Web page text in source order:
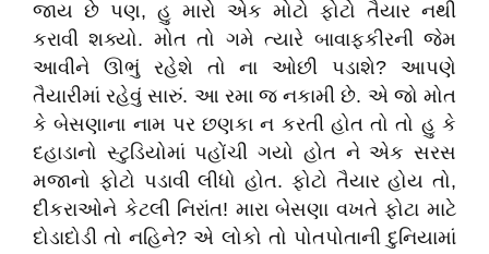
જાય છે પણ, હુ મારો એક મોટો ફોટો તૈયાર નથી
કરાવી શક્યો. મોત તો ગમે ત્યારે બાવાફકીરની જેમ
આવીને ઊભું રહેશે તો ના ઓછી પડાશે? આપણે
તૈયારીમાં રહેવું સારું. આ રમા જ નકામી છે. એ જો મોત
કે બેસણાના નામ પર છણકા ન કરતી હોત તો તો હુ કે
દહાડાનો સ્ટુડિયોમાં પહોંચી ગયો હોત ને એક સરસ
મજાનો ફોટો પડાવી લીધો હોત. ફોટો તૈયાર હોય તો,
દીકરાઓને કેટલી નિરાંત! મારા બેસણા વખતે ફોટા માટે
દોડાદોડી તો નહિને? એ લોકો તો પોતપોતાની દુનિયામાં